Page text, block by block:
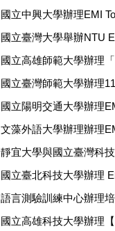
國立中興大學辦理EMI
國立臺灣大學舉辦NTU
國立高雄師範大學辦理
國立臺灣師範大學辦理
國立陽明交通大學辦理
文藻外語大學辦理辦理
靜宜大學與國立臺灣科
國立臺北科技大學辦理
語言測驗訓練中心辦理
國立高雄科技大學辦理